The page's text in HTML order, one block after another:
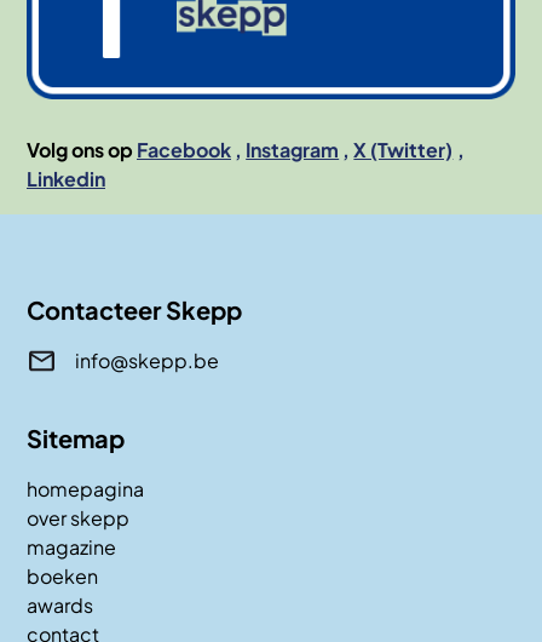
Volg ons op Facebook Instagram
X (Twitter)
Linkedin
Contacteer Skepp
info@skepp.be
Sitemap
homepagina
over skepp
magazine
boeken
awards
contact